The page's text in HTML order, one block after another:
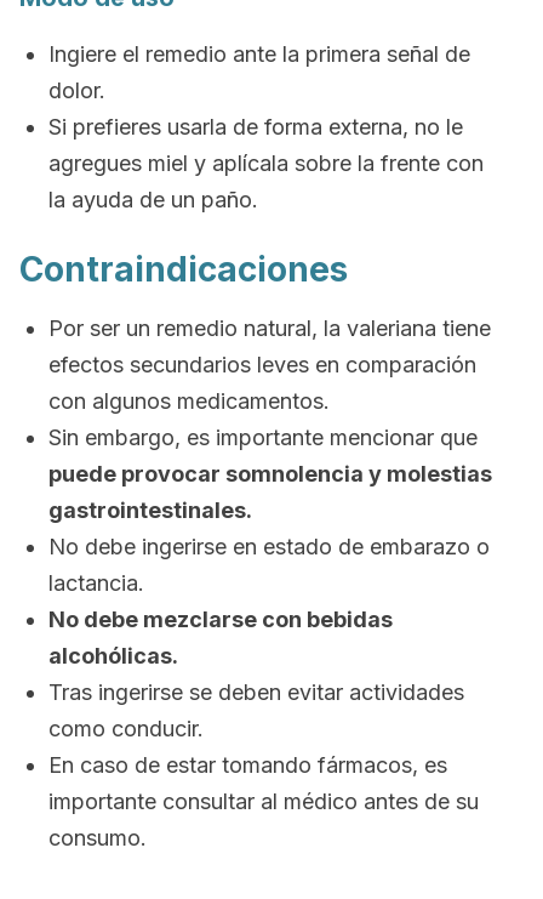
Ingiere el remedio ante la primera señal de
dolor.
Si prefieres usarla de forma externa, no le
agregues miel y aplícala sobre la frente con
la ayuda de un paño.
Contraindicaciones
Por ser un remedio natural, la valeriana tiene
efectos secundarios leves en comparación
con algunos medicamentos.
Sin embargo, es importante mencionar que
puede provocar somnolencia y molestias
gastrointestinales.
No debe ingerirse en estado de embarazo o
lactancia.
No debe mezclarse con bebidas
alcohólicas.
Tras ingerirse se deben evitar actividades
como conducir.
En caso de estar tomando fármacos, es
importante consultar al médico antes de su
consumo.